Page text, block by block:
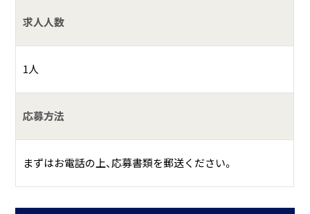
求人人数
1人
応募方法
まずはお電話の上、応募書類を郵送ください。